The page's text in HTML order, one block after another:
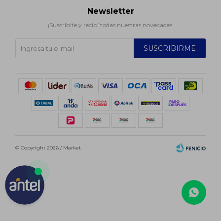
Newsletter
¡Suscribite y recibí todas nuestras novedades!
SUSCRIBIRME
© Copyright 2026 / Market